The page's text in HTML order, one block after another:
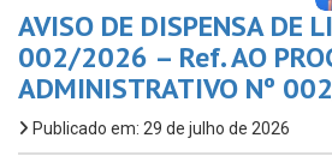
AVISO DE DISPENSA DE
002/2026 – Ref. AO
ADMINISTRATIVO Nº
Publicado em: 29 de julho de 2026